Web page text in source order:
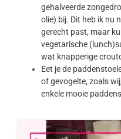
gehalveerde
olie) bij. Dit heb ik nu
gerecht past, maar
vegetarische
wat knapperige
Eet je de
of gevogelte, zoals
enkele mooie